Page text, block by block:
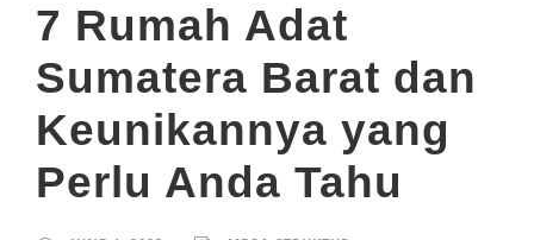
7 Rumah Adat
Sumatera Barat dan
Keunikannya yang
Perlu Anda Tahu